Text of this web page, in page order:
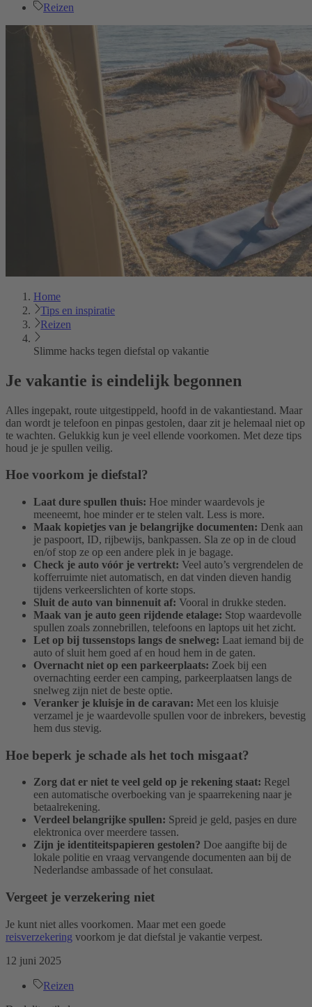
Reizen
Home
Tips en inspiratie
Reizen
Slimme hacks tegen diefstal op vakantie
Je vakantie is eindelijk begonnen
Alles ingepakt, route uitgestippeld, hoofd in de vakantiestand. Maar
dan wordt je telefoon en pinpas gestolen, daar zit je helemaal niet op
te wachten. Gelukkig kun je veel ellende voorkomen. Met deze tips
houd je je spullen veilig.
Hoe voorkom je diefstal?
Laat dure spullen thuis: Hoe minder waardevols je
meeneemt, hoe minder er te stelen valt. Less is more.
Maak kopietjes van je belangrijke documenten: Denk aan
je paspoort, ID, rijbewijs, bankpassen. Sla ze op in de cloud
en/of stop ze op een andere plek in je bagage.
Check je auto vóór je vertrekt: Veel auto’s vergrendelen de
kofferruimte niet automatisch, en dat vinden dieven handig
tijdens verkeerslichten of korte stops.
Sluit de auto van binnenuit af: Vooral in drukke steden.
Maak van je auto geen rijdende etalage: Stop waardevolle
spullen zoals zonnebrillen, telefoons en laptops uit het zicht.
Let op bij tussenstops langs de snelweg: Laat iemand bij de
auto of sluit hem goed af en houd hem in de gaten.
Overnacht niet op een parkeerplaats: Zoek bij een
overnachting eerder een camping, parkeerplaatsen langs de
snelweg zijn niet de beste optie.
Veranker je kluisje in de caravan: Met een los kluisje
verzamel je je waardevolle spullen voor de inbrekers, bevestig
hem dus stevig.
Hoe beperk je schade als het toch misgaat?
Zorg dat er niet te veel geld op je rekening staat: Regel
een automatische overboeking van je spaarrekening naar je
betaalrekening.
Verdeel belangrijke spullen: Spreid je geld, pasjes en dure
elektronica over meerdere tassen.
Zijn je identiteitspapieren gestolen? Doe aangifte bij de
lokale politie en vraag vervangende documenten aan bij de
Nederlandse ambassade of het consulaat.
Vergeet je verzekering niet
Je kunt niet alles voorkomen. Maar met een goede
reisverzekering voorkom je dat diefstal je vakantie verpest.
12 juni 2025
Reizen